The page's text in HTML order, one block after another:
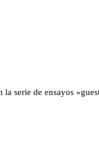
serie de ensayos